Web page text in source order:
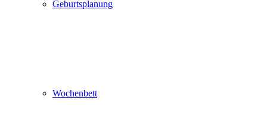
Geburtsplanung
Wochenbett